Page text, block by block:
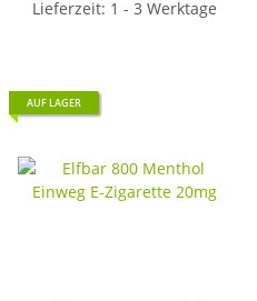
Lieferzeit: 1 - 3 Werktage
AUF LAGER